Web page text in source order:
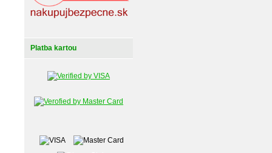
Platba kartou